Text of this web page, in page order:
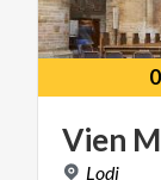
Vien
Lodi